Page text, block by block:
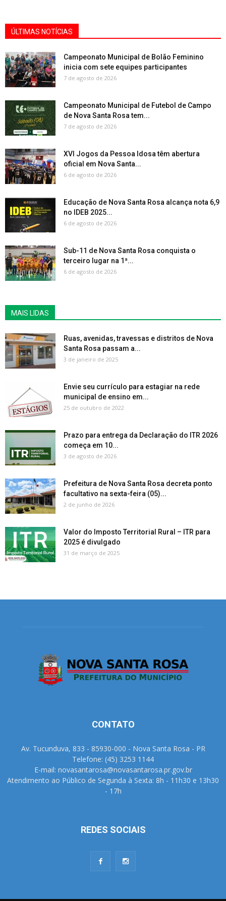
ÚLTIMAS NOTÍCIAS
Campeonato Municipal de Bolão Feminino
inicia com sete equipes participantes
7 de agosto de 2026
Campeonato Municipal de Futebol de Campo
de Nova Santa Rosa tem...
7 de agosto de 2026
XVI Jogos da Pessoa Idosa têm abertura
oficial em Nova Santa...
6 de agosto de 2026
Educação de Nova Santa Rosa alcança nota 6,9
no IDEB 2025...
6 de agosto de 2026
Sub-11 de Nova Santa Rosa conquista o
terceiro lugar na 1ª...
6 de agosto de 2026
MAIS LIDAS
Ruas, avenidas, travessas e distritos de Nova
Santa Rosa passam a...
3 de janeiro de 2025
Envie seu currículo para estagiar na rede
municipal de ensino em...
25 de outubro de 2022
Prazo para entrega da Declaração do ITR 2026
começa em 10...
3 de agosto de 2026
Prefeitura de Nova Santa Rosa decreta ponto
facultativo na sexta-feira (05)...
2 de junho de 2026
Valor do Imposto Territorial Rural – ITR para
2025 é divulgado
31 de março de 2025
CONTATO
Av. Tucunduva, 833 - 85930-000 - Nova Santa Rosa - PR
Telefone: (45) 3253 1144
E-mail: novasantarosa@novasantarosa.pr.gov.br
Atendimento ao Público de Segunda à Sexta: 8h - 11h30 e 13h30
- 17h
REDES SOCIAIS